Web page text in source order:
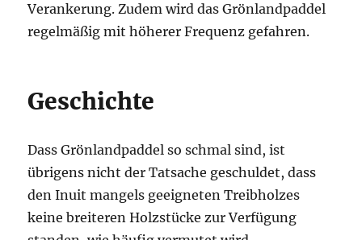
Verankerung. Zudem wird das Grönlandpaddel
regelmäßig mit höherer Frequenz gefahren.
Geschichte
Dass Grönlandpaddel so schmal sind, ist
übrigens nicht der Tatsache geschuldet, dass
den Inuit mangels geeigneten Treibholzes
keine breiteren Holzstücke zur Verfügung